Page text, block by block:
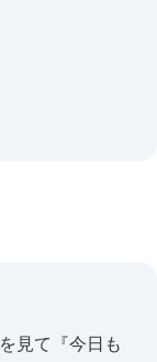
見て『今日も